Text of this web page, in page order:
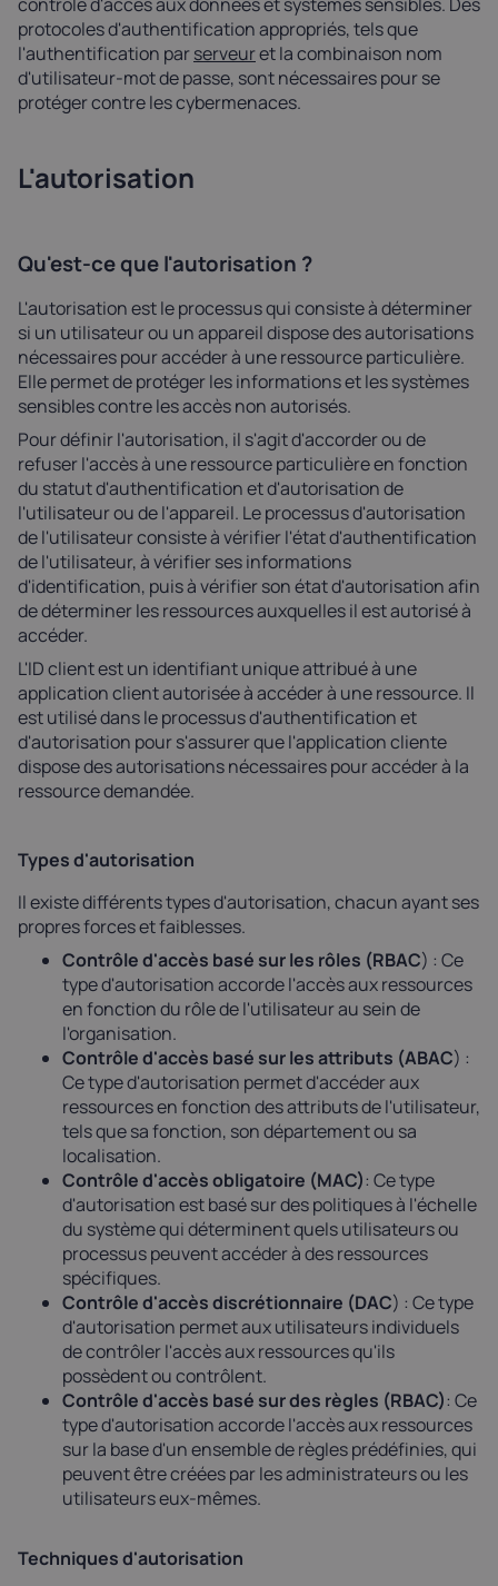
protocoles d'authentification appropriés, tels que
l'authentification parserveuret la combinaison nom
d'utilisateur-mot de passe, sont nécessaires pour se
protéger contre les cybermenaces.
L'autorisation
Qu'est-ce que l'autorisation ?
L'autorisation est le processus qui consiste à déterminer
si un utilisateur ou un appareil dispose des autorisations
nécessaires pour accéder à une ressource particulière.
Elle permet de protéger les informations et les systèmes
sensibles contre les accès non autorisés.
Pour définir l'autorisation, il s'agit d'accorder ou de
refuser l'accès à une ressource particulière en fonction
du statut d'authentification et d'autorisation de
l'utilisateur ou de l'appareil. Le processus d'autorisation
de l'utilisateur consiste à vérifier l'état d'authentification
de l'utilisateur, à vérifier ses informations
d'identification, puis à vérifier son état d'autorisation afin
de déterminer les ressources auxquelles il est autorisé à
accéder.
L'ID client est un identifiant unique attribué à une
application client autorisée à accéder à une ressource. Il
est utilisé dans le processus d'authentification et
d'autorisation pour s'assurer que l'application cliente
dispose des autorisations nécessaires pour accéder à la
ressource demandée.
Types d'autorisation
Il existe différents types d'autorisation, chacun ayant ses
propres forces et faiblesses.
Contrôle d'accès basé sur les rôles (RBAC) : Ce
type d'autorisation accorde l'accès aux ressources
en fonction du rôle de l'utilisateur au sein de
l'organisation.
Contrôle d'accès basé sur les attributs (ABAC) :
Ce type d'autorisation permet d'accéder aux
ressources en fonction des attributs de l'utilisateur,
tels que sa fonction, son département ou sa
localisation.
Contrôle d'accès obligatoire (MAC): Ce type
d'autorisation est basé sur des politiques à l'échelle
du système qui déterminent quels utilisateurs ou
processus peuvent accéder à des ressources
spécifiques.
Contrôle d'accès discrétionnaire (DAC) : Ce type
d'autorisation permet aux utilisateurs individuels
de contrôler l'accès aux ressources qu'ils
possèdent ou contrôlent.
Contrôle d'accès basé sur des règles (RBAC): Ce
type d'autorisation accorde l'accès aux ressources
sur la base d'un ensemble de règles prédéfinies, qui
peuvent être créées par les administrateurs ou les
utilisateurs eux-mêmes.
Techniques d'autorisation